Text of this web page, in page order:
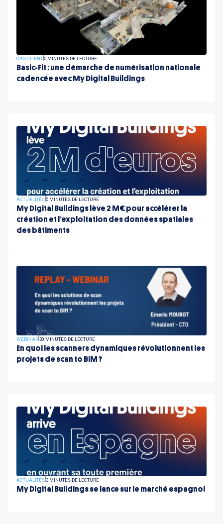
CAS CLIENT5 MINUTES DE LECTURE
Basic-Fit : une démarche de numérisation nationale
cadencée avec My Digital Buildings
ACTUALITÉS5 MINUTES DE LECTURE
My Digital Buildings lève 2 M€ pour accélérer la
création et l’exploitation des données spatiales
des bâtiments
WEBINAR30 MINUTES DE LECTURE
En quoi les scanners dynamiques révolutionnent les
projets de scan to BIM ?
ACTUALITÉS3 MINUTES DE LECTURE
My Digital Buildings se lance sur le marché espagnol